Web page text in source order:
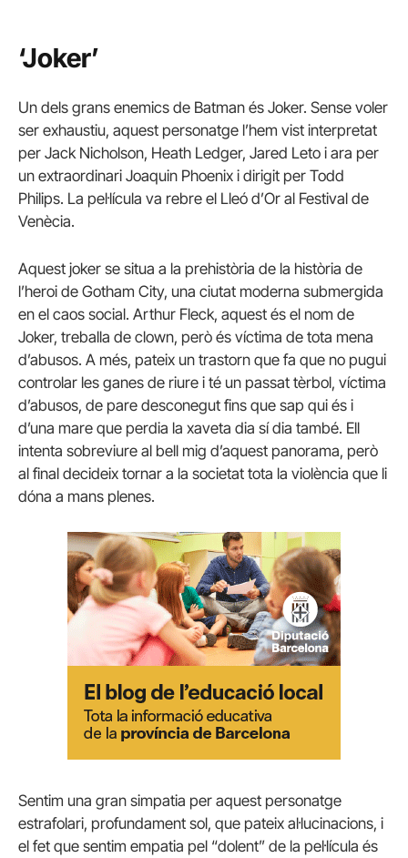
‘Joker’
Un dels grans enemics de Batman és Joker. Sense voler
ser exhaustiu, aquest personatge l’hem vist interpretat
per Jack Nicholson, Heath Ledger, Jared Leto i ara per
un extraordinari Joaquin Phoenix i dirigit per Todd
Philips. La pel·lícula va rebre el Lleó d’Or al Festival de
Venècia.
Aquest joker se situa a la prehistòria de la història de
l’heroi de Gotham City, una ciutat moderna submergida
en el caos social. Arthur Fleck, aquest és el nom de
Joker, treballa de clown, però és víctima de tota mena
d’abusos. A més, pateix un trastorn que fa que no pugui
controlar les ganes de riure i té un passat tèrbol, víctima
d’abusos, de pare desconegut fins que sap qui és i
d’una mare que perdia la xaveta dia sí dia també. Ell
intenta sobreviure al bell mig d’aquest panorama, però
al final decideix tornar a la societat tota la violència que li
dóna a mans plenes.
Sentim una gran simpatia per aquest personatge
estrafolari, profundament sol, que pateix al·lucinacions, i
el fet que sentim empatia pel “dolent” de la pel·lícula és